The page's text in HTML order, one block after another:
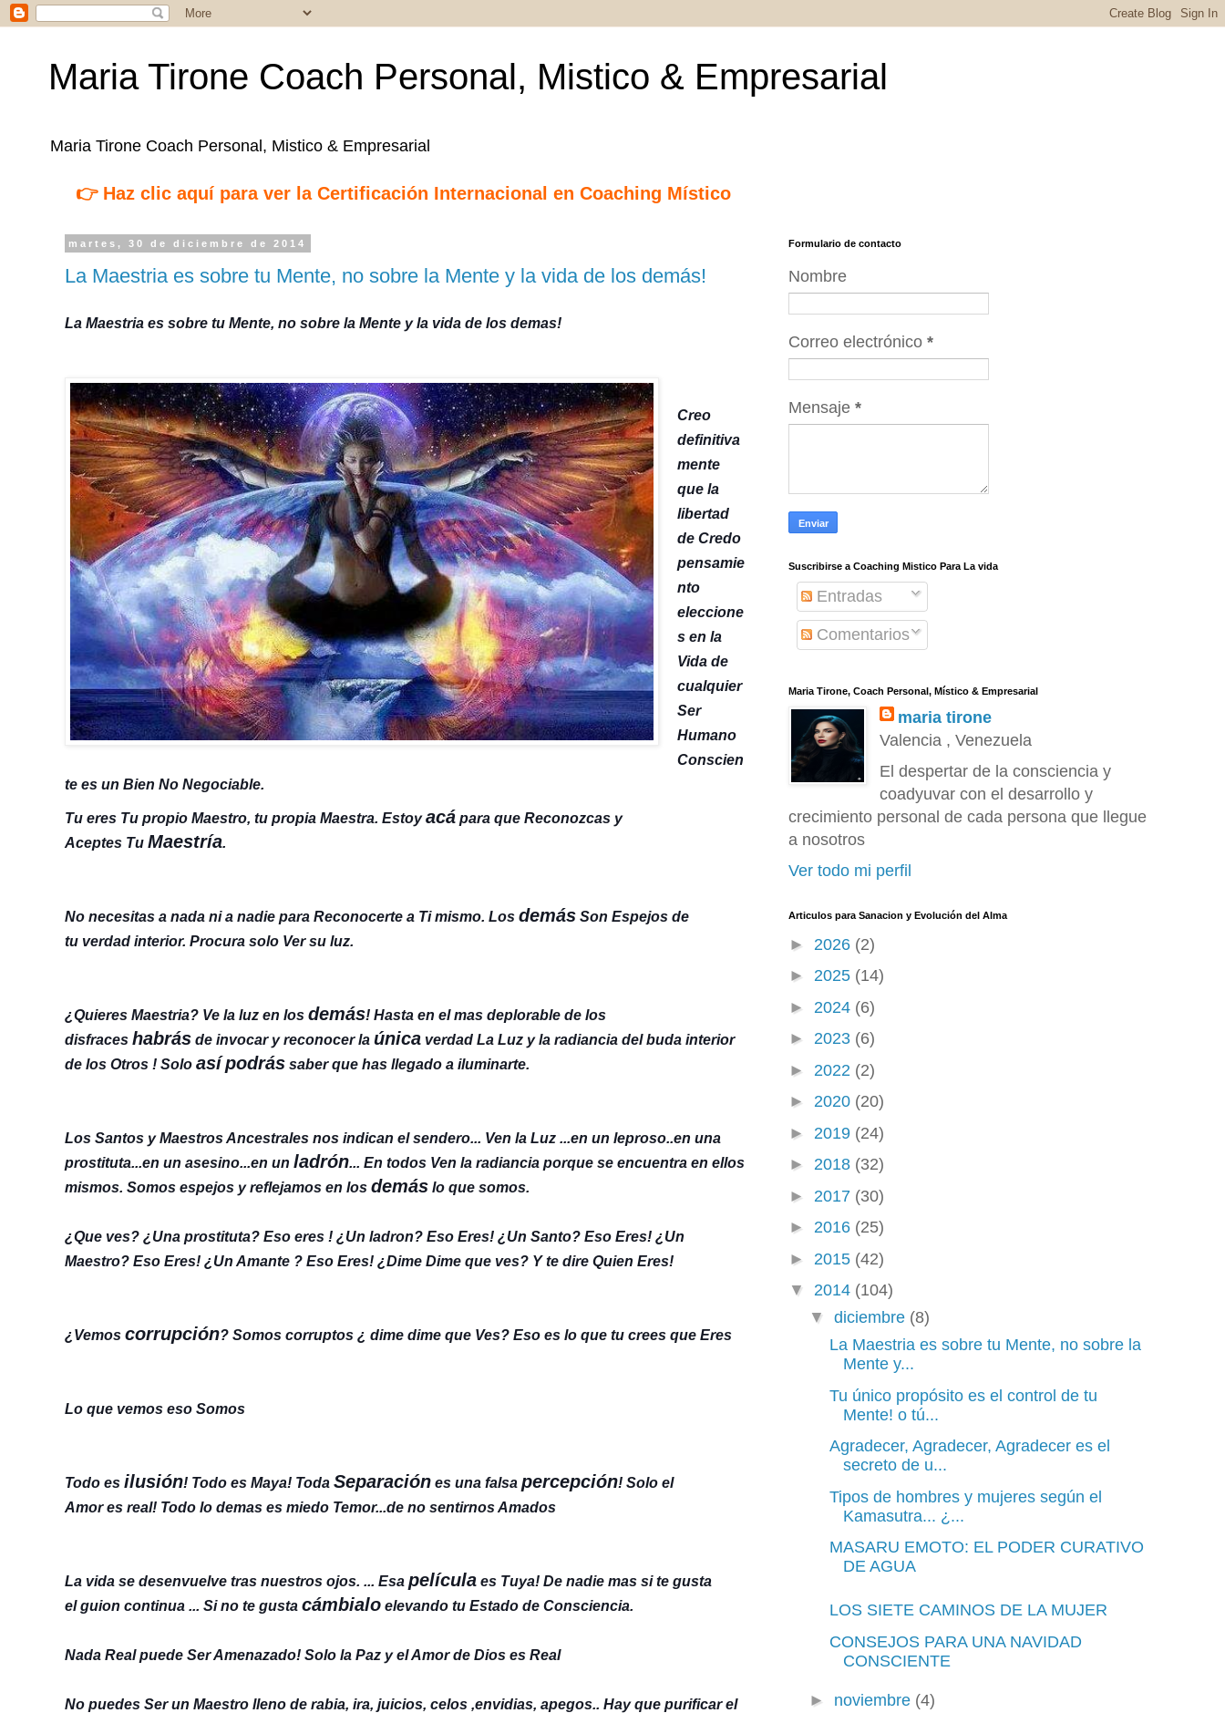
Maria Tirone Coach Personal, Mistico & Empresarial
Maria Tirone Coach Personal, Mistico & Empresarial
👉 Haz clic aquí para ver la Certificación Internacional en Coaching Místico
martes, 30 de diciembre de 2014
La Maestria es sobre tu Mente, no sobre la Mente y la vida de los demás!
La Maestria es sobre tu Mente, no sobre la Mente y la vida de los demas!
Creo
definitiva
mente
que la
libertad
de Credo
pensamie
nto
eleccione
s en la
Vida de
cualquier
Ser
Humano
Conscien
te es un Bien No Negociable.
Tu eres Tu propio Maestro, tu propia Maestra. Estoyacá para que Reconozcas y
Aceptes Tu Maestría.
No necesitas a nada ni a nadie para Reconocerte a Ti mismo. Los demás Son Espejos de
tu verdad interior. Procura solo Ver su luz.
¿Quieres Maestria? Ve la luz en los demás! Hasta en el mas deplorable de los
disfraces habrás de invocar y reconocer la única verdad La Luz y la radiancia del buda interior
de los Otros ! Solo asípodrás saber que has llegado a iluminarte.
Los Santos y Maestros Ancestrales nos indican el sendero... Ven la Luz ...en un leproso..en una
prostituta...en un asesino...en un ladrón... En todos Ven la radiancia porque se encuentra en ellos
mismos. Somos espejos y reflejamos en los demás lo que somos.
¿Que ves? ¿Una prostituta? Eso eres ! ¿Un ladron? Eso Eres! ¿Un Santo? Eso Eres! ¿Un
Maestro? Eso Eres! ¿Un Amante ? Eso Eres! ¿Dime Dime que ves? Y te dire Quien Eres!
¿Vemos corrupción? Somos corruptos ¿ dime dime que Ves? Eso es lo que tu crees que Eres
Lo que vemos eso Somos
Todo es ilusión! Todo es Maya! Toda Separación es una falsa percepción! Solo el
Amor es real! Todo lo demas es miedo Temor...de no sentirnos Amados
La vida se desenvuelve tras nuestros ojos. ... Esa película es Tuya! De nadie mas si te gusta
el guion continua ... Si no te gusta cámbialo elevando tu Estado de Consciencia.
Nada Real puede Ser Amenazado! Solo la Paz y el Amor de Dios es Real
No puedes Ser un Maestro lleno de rabia, ira, juicios, celos ,envidias, apegos.. Hay que purificar el
Formulario de contacto
Nombre
Correo electrónico *
Mensaje *
Suscribirse a Coaching Mistico Para La vida
Entradas
Comentarios
Maria Tirone, Coach Personal, Místico & Empresarial
maria tirone
Valencia , Venezuela
El despertar de la consciencia y
coadyuvar con el desarrollo y
crecimiento personal de cada persona que llegue
a nosotros
Ver todo mi perfil
Articulos para Sanacion y Evolución del Alma
► 2026 (2)
► 2025 (14)
► 2024 (6)
► 2023 (6)
► 2022 (2)
► 2020 (20)
► 2019 (24)
► 2018 (32)
► 2017 (30)
► 2016 (25)
► 2015 (42)
▼ 2014 (104)
▼ diciembre (8)
La Maestria es sobre tu Mente, no sobre la
Mente y...
Tu único propósito es el control de tu
Mente! o tú...
Agradecer, Agradecer, Agradecer es el
secreto de u...
Tipos de hombres y mujeres según el
Kamasutra... ¿...
MASARU EMOTO: EL PODER CURATIVO
DE AGUA
LOS SIETE CAMINOS DE LA MUJER
CONSEJOS PARA UNA NAVIDAD
CONSCIENTE
► noviembre (4)